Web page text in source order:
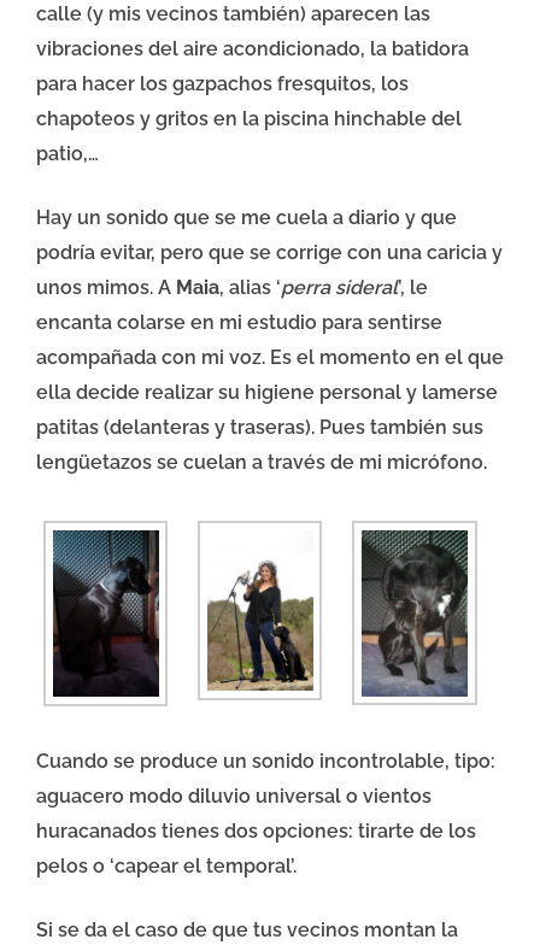
calle (y mis vecinos también) aparecen las
vibraciones del aire acondicionado, la batidora
para hacer los gazpachos fresquitos, los
chapoteos y gritos en la piscina hinchable del
patio,…
Hay un sonido que se me cuela a diario y que
podría evitar, pero que se corrige con una caricia y
unos mimos. A Maia, alias ‘perra sideral’, le
encanta colarse en mi estudio para sentirse
acompañada con mi voz. Es el momento en el que
ella decide realizar su higiene personal y lamerse
patitas (delanteras y traseras). Pues también sus
lengüetazos se cuelan a través de mi micrófono.
Cuando se produce un sonido incontrolable, tipo:
aguacero modo diluvio universal o vientos
huracanados tienes dos opciones: tirarte de los
pelos o ‘capear el temporal’.
Si se da el caso de que tus vecinos montan la